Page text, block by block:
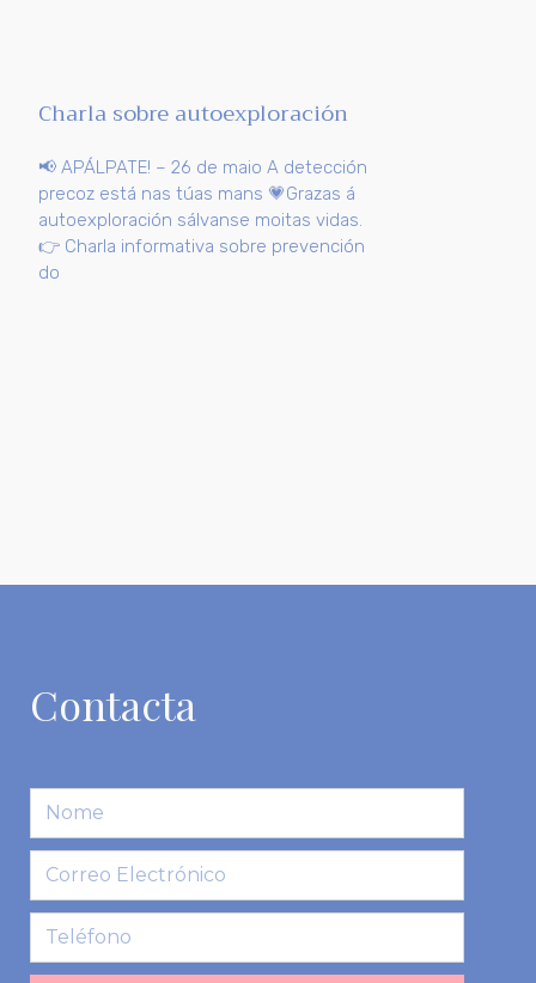
Charla sobre autoexploración
📢 APÁLPATE! – 26 de maio A detección
precoz está nas túas mans 💗Grazas á
autoexploración sálvanse moitas vidas.
👉 Charla informativa sobre prevención
do
Contacta